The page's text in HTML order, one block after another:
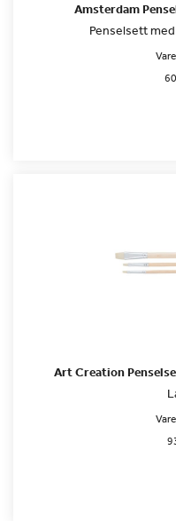
Amsterdam
Penselsett
Art Creation